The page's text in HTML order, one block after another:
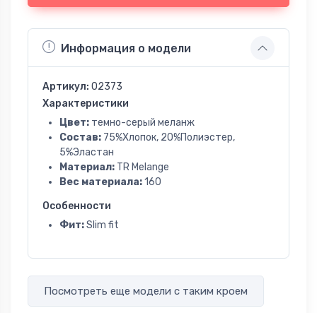
Информация о модели
Артикул: 02373
Характеристики
Цвет: темно-серый меланж
Состав: 75%Хлопок, 20%Полиэстер,
5%Эластан
Материал: TR Melange
Вес материала:160
Особенности
Фит:Slim fit
Посмотреть еще модели с таким кроем